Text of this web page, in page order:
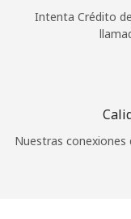
Intenta Crédito
Nuestras